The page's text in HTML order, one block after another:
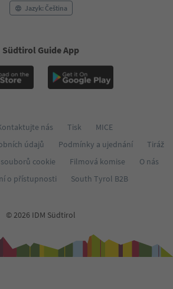
Jazyk: Čeština
Südtirol Guide App
nás Tisk
MICE
údajů
Podmínky a ujednání
Tiráž
cookie
Filmová komise
O nás
o přístupnosti
South Tyrol B2B
© 2026 IDM Südtirol